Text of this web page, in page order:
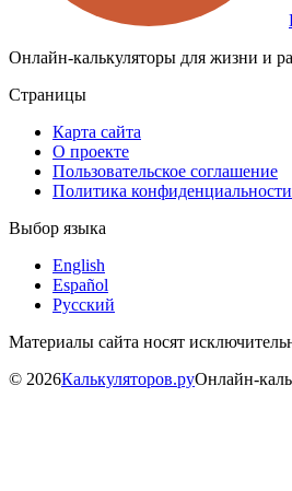
Онлайн-калькуляторы для жизни и
Страницы
Карта сайта
О проекте
Пользовательское соглашение
Политика конфиденциальности
Выбор языка
English
Español
Русский
Материалы сайта носят
© 2026Калькуляторов.руОнлайн-